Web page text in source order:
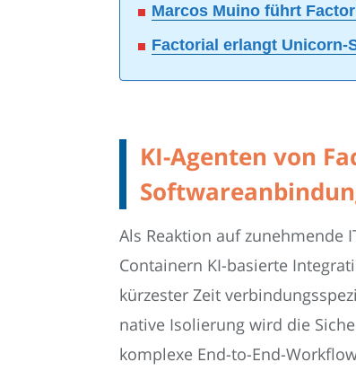
Marcos Muino führt
Factorial erlangt
KI-Agenten von
Als Reaktion auf zunehmende
Containern KI-basierte
kürzester Zeit
native Isolierung wird die
komplexe End-to-End-